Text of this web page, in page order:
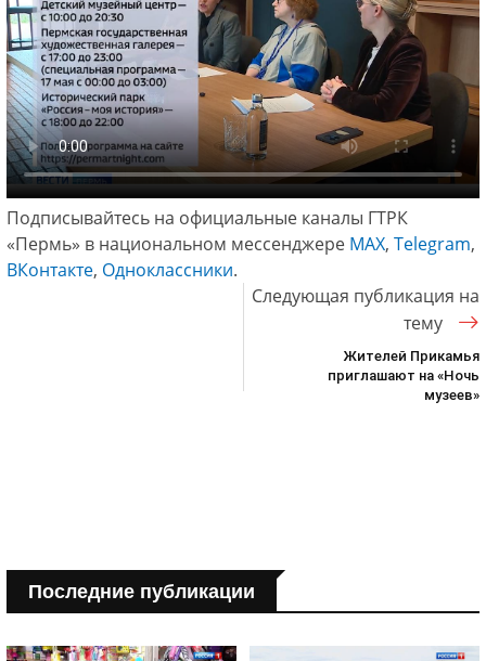
Подписывайтесь на официальные каналы ГТРК
«Пермь» в национальном мессенджере МАХ, Telegram,
ВКонтакте, Одноклассники.
Следующая публикация на
тему
Жителей Прикамья
приглашают на «Ночь
музеев»
Последние публикации